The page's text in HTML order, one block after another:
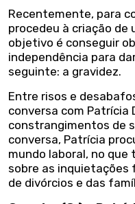
Recentemente, para
procedeu à criação de
objetivo é conseguir
independência para
seguinte: a gravidez.
Entre risos e
conversa com Patrícia
constrangimentos de
conversa, Patrícia
mundo laboral, no que
sobre as inquietações
de divórcios e das